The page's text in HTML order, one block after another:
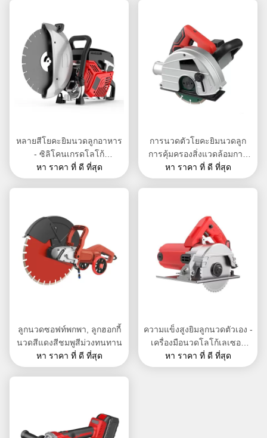
หลายสีโยคะยิมนวดลูกอาหาร
- ซิลิโคนเกรดโลโก้
Lasergched
หา ราคา ที่ ดี ที่สุด
การนวดตัวโยคะยิมนวดลูก
การคุ้มครองสิ่งแวดล้อมการ
ไหลเวียนของเลือดพีวีซี
หา ราคา ที่ ดี ที่สุด
ลูกนวดซอฟท์พกพา, ลูกฮอกกี้
นวดสีแดงสีชมพูสีม่วงทนทาน
หา ราคา ที่ ดี ที่สุด
ความแข็งสูงยิมลูกนวดตัวเอง -
เครื่องมือนวดโลโก้เลเซอร์
สลัก
หา ราคา ที่ ดี ที่สุด